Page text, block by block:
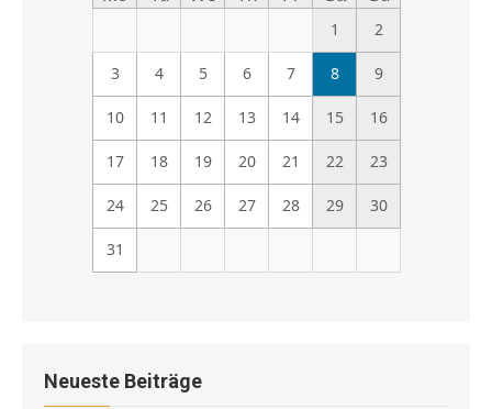
1
2
3 4 5 6 7 8 9
10 11 12 13 14 15 16
17 18 19 20 21 22 23
24 25 26 27 28 29 30
31
Neueste Beiträge